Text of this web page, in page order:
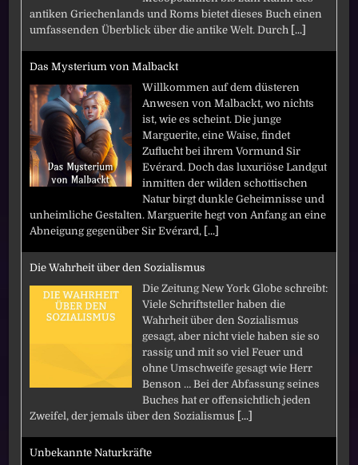
antiken Griechenlands und Roms bietet dieses Buch einen
umfassenden Überblick über die antike Welt. Durch [...]
Das Mysterium von Malbackt
Willkommen auf dem düsteren
Anwesen von Malbackt, wo nichts
ist, wie es scheint. Die junge
Marguerite, eine Waise, findet
Zuflucht bei ihrem Vormund Sir
Evérard. Doch das luxuriöse Landgut
inmitten der wilden schottischen
Natur birgt dunkle Geheimnisse und
unheimliche Gestalten. Marguerite hegt von Anfang an eine
Abneigung gegenüber Sir Evérard, [...]
Die Wahrheit über den Sozialismus
Die Zeitung New York Globe schreibt:
Viele Schriftsteller haben die
Wahrheit über den Sozialismus
gesagt, aber nicht viele haben sie so
rassig und mit so viel Feuer und
ohne Umschweife gesagt wie Herr
Benson … Bei der Abfassung seines
Buches hat er offensichtlich jeden
Zweifel, der jemals über den Sozialismus [...]
Unbekannte Naturkräfte